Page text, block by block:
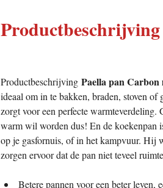
Productbeschrijving
Productbeschrijving Paella pan Carbon
ideaal om in te bakken, braden, stoven
zorgt voor een perfecte warmteverdeling.
warm wil worden dus! En de koekenpan
op je gasfornuis, of in het kampvuur. Hij
zorgen ervoor dat de pan niet teveel
Betere pannen voor een beter leven,